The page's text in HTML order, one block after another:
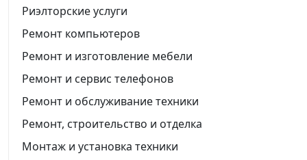
Риэлторские услуги
Ремонт компьютеров
Ремонт и изготовление мебели
Ремонт и сервис телефонов
Ремонт и обслуживание техники
Ремонт, строительство и отделка
Монтаж и установка техники